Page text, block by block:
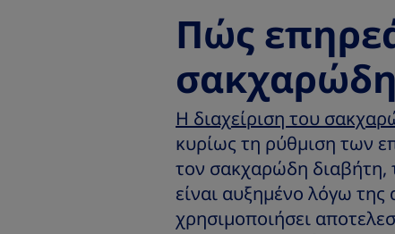
Πώς
Η διαχείριση του
κυρίως τη ρύθμιση των
τον σακχαρώδη διαβήτη,
είναι αυξημένο λόγω
χρησιμοποιήσει